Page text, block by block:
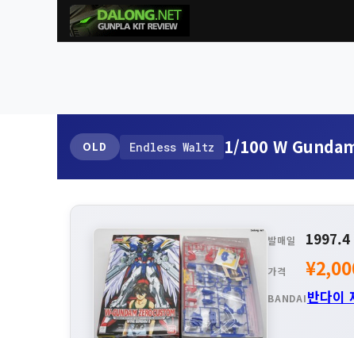
OLD Endless Waltz 1/100 W
발매일 1997.4
가격
BANDAI반다이